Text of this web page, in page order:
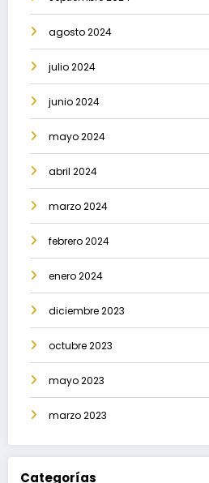
agosto 2024
julio 2024
junio 2024
mayo 2024
abril 2024
marzo 2024
febrero 2024
enero 2024
diciembre 2023
octubre 2023
mayo 2023
marzo 2023
Categorías